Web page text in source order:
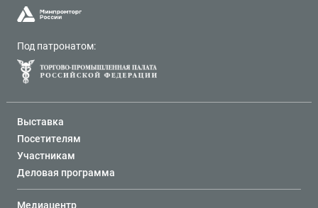
Под патронатом:
Выставка
Посетителям
Участникам
Деловая программа
Медиацентр